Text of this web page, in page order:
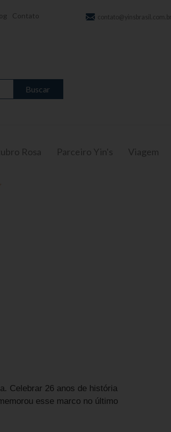
Contato contato@yinsbrasil.com.br
Buscar
Rosa Parceiro Yin's Viagem
Celebrar 26 anos de história
esse marco no último